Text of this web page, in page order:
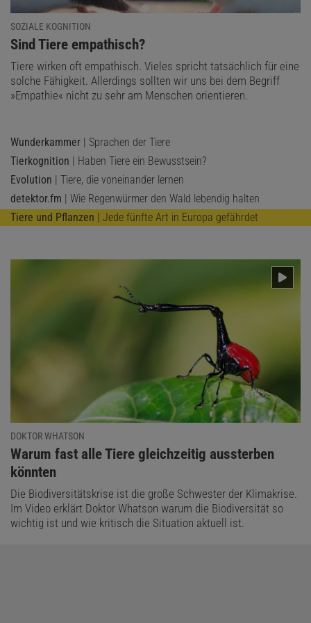
SOZIALE KOGNITION
:
Sind Tiere empathisch?
Tiere wirken oft empathisch. Vieles spricht tatsächlich für eine
solche Fähigkeit. Allerdings sollten wir uns bei dem Begriff
»Empathie« nicht zu sehr am Menschen orientieren.
Wunderkammer | Sprachen der Tiere
Tierkognition | Haben Tiere ein Bewusstsein?
Evolution | Tiere, die voneinander lernen
detektor.fm | Wie Regenwürmer den Wald lebendig halten
Tiere und Pflanzen | Jede fünfte Art in Europa gefährdet
DOKTOR WHATSON
:
Warum fast alle Tiere gleichzeitig aussterben
könnten
Die Biodiversitätskrise ist die große Schwester der Klimakrise.
Im Video erklärt Doktor Whatson warum die Biodiversität so
wichtig ist und wie kritisch die Situation aktuell ist.